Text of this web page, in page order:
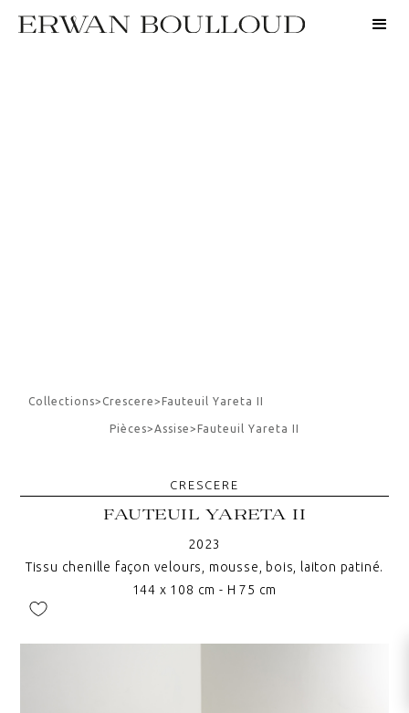
Collections> Crescere>Fauteuil Yareta II
Pièces>Assise>Fauteuil Yareta II
CRESCERE
FAUTEUIL YARETA II
2023
Tissu chenille façon velours, mousse, bois, laiton patiné.
144 x 108 cm - H 75 cm